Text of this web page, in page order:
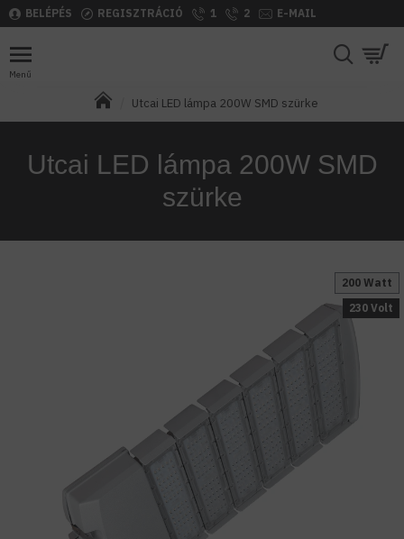
BELÉPÉS REGISZTRÁCIÓ 1 2 E-MAIL
Utcai LED lámpa 200W SMD szürke
Utcai LED lámpa 200W SMD
szürke
200 Watt
230 Volt